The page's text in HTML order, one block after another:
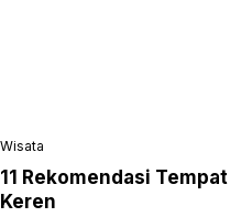
Wisata
11 Rekomendasi
Keren